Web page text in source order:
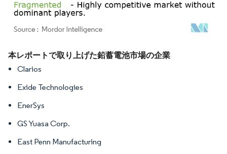
画像 © Mordor Intelligence。再利用にはCC BY 4.0の表示が必要です。
本レポートで取り上げた鉛蓄電池市場の企業
Clarios
Exide Technologies
EnerSys
GS Yuasa Corp.
East Penn Manufacturing